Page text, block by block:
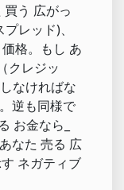
う 広がっ
レッド)、
格。もし あ
クレジッ
なければな
逆も同様で
お金なら_
なた 売る 広
ネガティブ